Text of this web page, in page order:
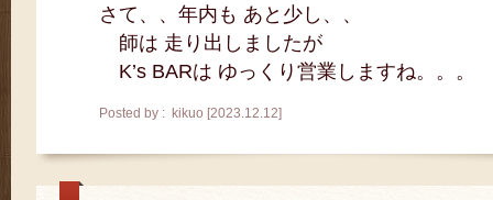
さて、、年内も あと少し、、
師は 走り出しましたが
K’s BARは ゆっくり営業しますね。。。
Posted by : kikuo [2023.12.12]